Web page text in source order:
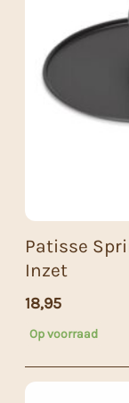
Patisse
Inzet
18,95
Op voorraad